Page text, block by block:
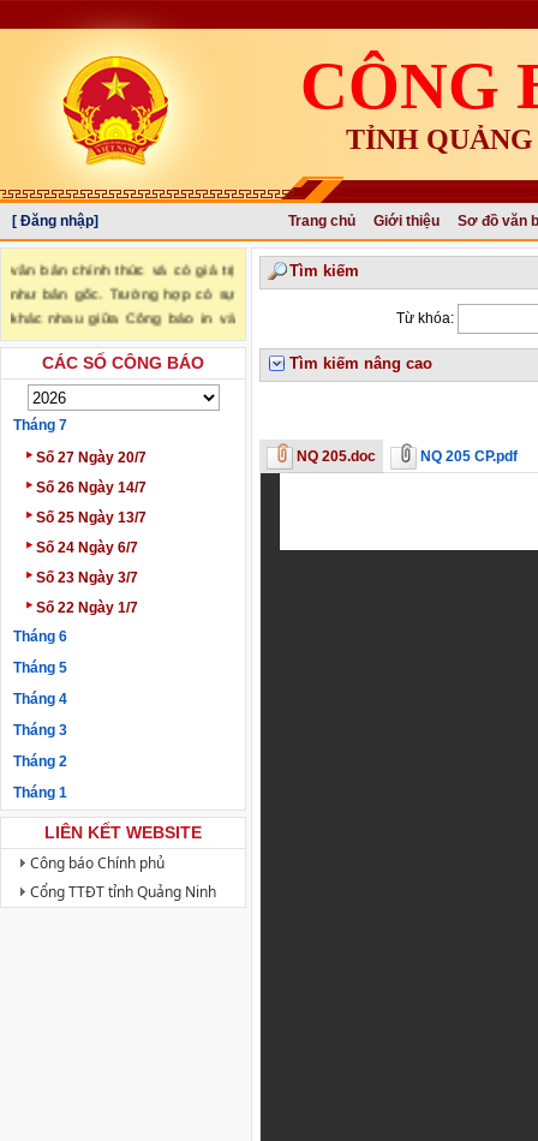
CÔNG
TỈNH
[ Đăng nhập] Trang chủ Giới thiệu
Sơ đồ văn
"Văn bản đăng trên Công báo là
văn bản chính thức và có giá trị
như bản gốc. Trường hợp có sự
khác nhau giữa Công báo in và
Công báo điện tử thì sử dụng
Công báo in làm căn cứ chính
thức." (trích Nghị định số
34/2016/NĐ-CP ngày 14/05/2016
của Chính phủ)
CÁC SỐ CÔNG BÁO
Tháng 7
‣ Số 27 Ngày 20/7
‣ Số 26 Ngày 14/7
‣ Số 25 Ngày 13/7
‣ Số 24 Ngày 6/7
‣ Số 23 Ngày 3/7
‣ Số 22 Ngày 1/7
Tháng 6
Tháng 5
Tháng 4
Tháng 3
Tháng 2
Tháng 1
LIÊN KẾT WEBSITE
Công báo Chính phủ
Cổng TTĐT tỉnh Quảng Ninh
Tìm kiếm
Từ khóa:
Tìm kiếm nâng cao
NQ 205.doc NQ 205 CP.pdf